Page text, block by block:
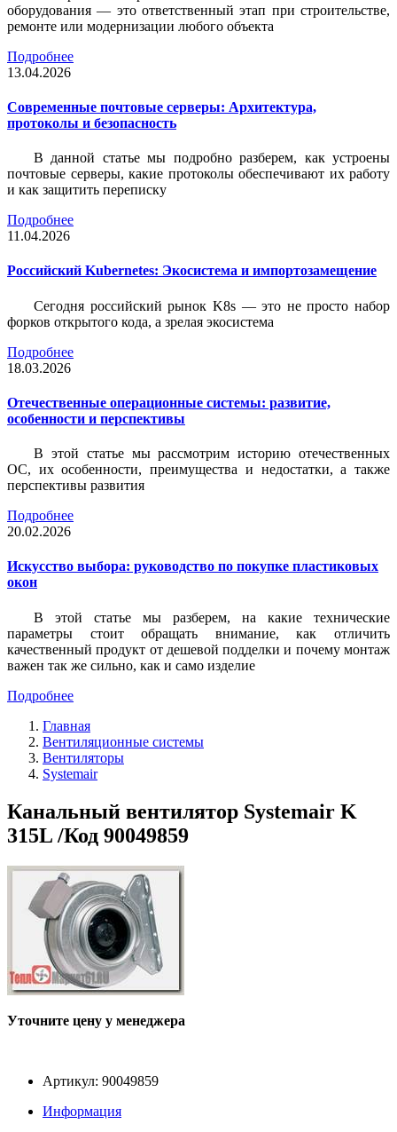
оборудования — это ответственный этап при строительстве,
ремонте или модернизации любого объекта
Подробнее
13.04.2026
Современные почтовые серверы: Архитектура,
протоколы и безопасность
В данной статье мы подробно разберем, как устроены
почтовые серверы, какие протоколы обеспечивают их работу
и как защитить переписку
Подробнее
11.04.2026
Российский Kubernetes: Экосистема и импортозамещение
Сегодня российский рынок K8s — это не просто набор
форков открытого кода, а зрелая экосистема
Подробнее
18.03.2026
Отечественные операционные системы: развитие,
особенности и перспективы
В этой статье мы рассмотрим историю отечественных
ОС, их особенности, преимущества и недостатки, а также
перспективы развития
Подробнее
20.02.2026
Искусство выбора: руководство по покупке пластиковых
окон
В этой статье мы разберем, на какие технические
параметры стоит обращать внимание, как отличить
качественный продукт от дешевой подделки и почему монтаж
важен так же сильно, как и само изделие
Подробнее
Главная
Вентиляционные системы
Вентиляторы
Systemair
Канальный вентилятор Systemair K
315L /Код 90049859
Уточните цену у менеджера
Артикул: 90049859
Информация